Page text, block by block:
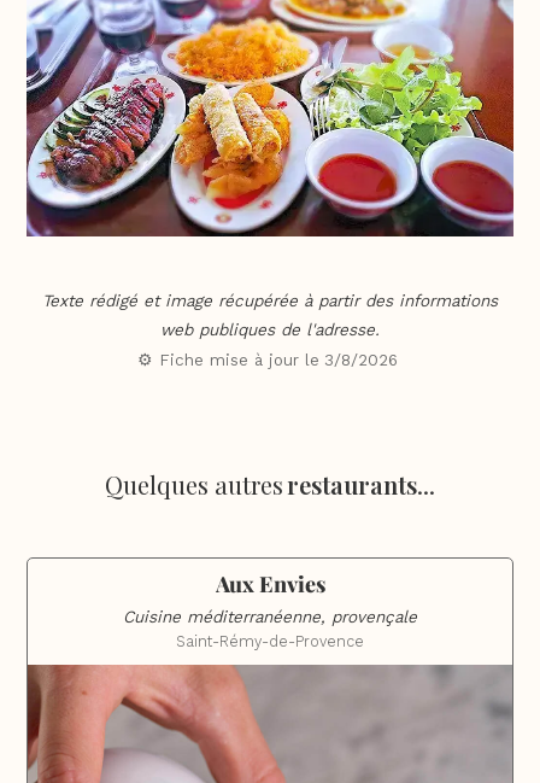
Texte rédigé et image récupérée à partir des informations
web publiques de l'adresse.
⚙️ Fiche mise à jour le 3/8/2026
Quelques autresrestaurants...
Aux Envies
Cuisine méditerranéenne, provençale
Saint-Rémy-de-Provence